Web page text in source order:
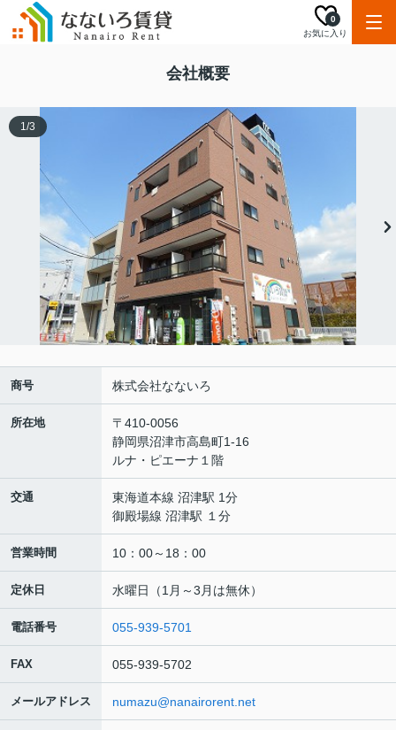
お気に入り
0
会社概要
1/3
商号 株式会社なないろ
所在地
〒410-0056
静岡県沼津市高島町1-16
ルナ・ピエーナ１階
交通
東海道本線 沼津駅 1分
御殿場線 沼津駅 １分
営業時間 10：00～18：00
定休日 水曜日（1月～3月は無休）
電話番号 055-939-5701
FAX 055-939-5702
メールアドレス numazu@nanairorent.net